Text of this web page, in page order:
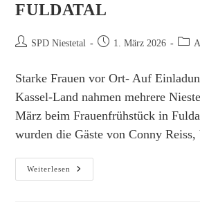
FULDATAL
Beitrags-SPD Niestetal
Beitrag1. März 2026
Starke Frauen vor Ort- Auf
Kassel-Land nahmen mehrere
März beim Frauenfrühstück in
wurden die Gäste von Conny
Weiterlesen
Niestetalerinnen
Beim